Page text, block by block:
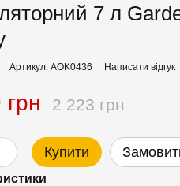
7 л
Артикул: AOK0436 Написати відгук
2 223 грн
Купити